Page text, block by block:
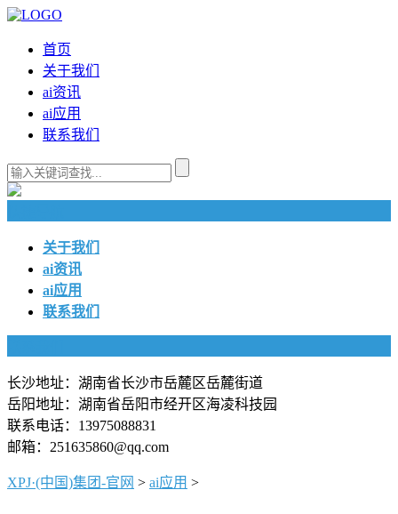
首页
关于我们
ai资讯
ai应用
联系我们
关于我们
ai资讯
ai应用
联系我们
长沙地址：湖南省长沙市岳麓区岳麓街道
岳阳地址：湖南省岳阳市经开区海凌科技园
联系电话：13975088831
邮箱：251635860@qq.com
XPJ·(中国)集团-官网 > ai应用 >